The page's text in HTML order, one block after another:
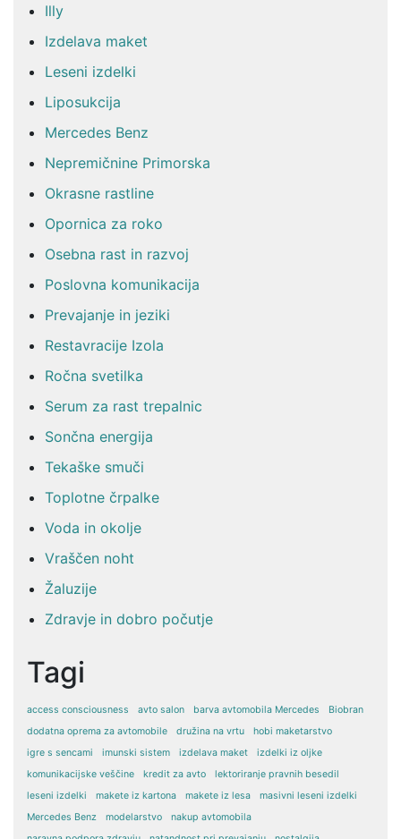
Illy
Izdelava maket
Leseni izdelki
Liposukcija
Mercedes Benz
Nepremičnine Primorska
Okrasne rastline
Opornica za roko
Osebna rast in razvoj
Poslovna komunikacija
Prevajanje in jeziki
Restavracije Izola
Ročna svetilka
Serum za rast trepalnic
Sončna energija
Tekaške smuči
Toplotne črpalke
Voda in okolje
Vraščen noht
Žaluzije
Zdravje in dobro počutje
Tagi
access consciousness avto salon barva avtomobila Mercedes
Biobran
dodatna oprema za avtomobile
družina na vrtu
hobi maketarstvo
igre s sencami
imunski sistem izdelava maket
izdelki iz oljke
komunikacijske veščine
kredit za avto
lektoriranje pravnih besedil
leseni izdelki
makete iz kartona makete iz lesa
masivni leseni izdelki
Mercedes Benz
modelarstvo
nakup avtomobila